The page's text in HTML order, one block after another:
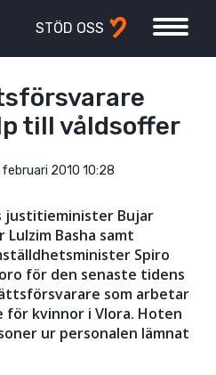
STÖD OSS
till våldsoffer
februari 2010 10:28
justitieminister Bujar
Basha samt
Spiro
för den senaste tidens
som arbetar
kvinnor i Vlora. Hoten
ur personalen lämnat